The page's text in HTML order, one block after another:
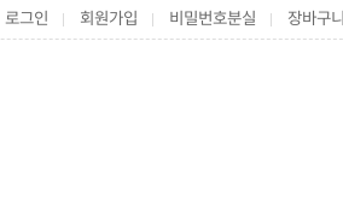
로그인 회원가입 비밀번호분실 장바구니